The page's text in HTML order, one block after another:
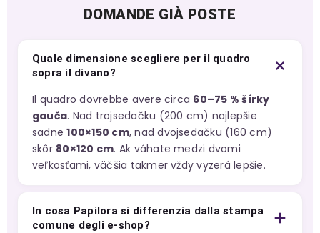
DOMANDE GIÀ POSTE
Quale dimensione scegliere per il quadro
sopra il divano?
Il quadro dovrebbe avere circa 60–75 % šírky
gauča. Nad trojsedačku (200 cm) najlepšie
sadne100×150 cm, nad dvojsedačku (160 cm)
skôr 80×120 cm. Ak váhate medzi dvomi
veľkosťami, väčšia takmer vždy vyzerá lepšie.
In cosa Papilora si differenzia dalla stampa
comune degli e-shop?